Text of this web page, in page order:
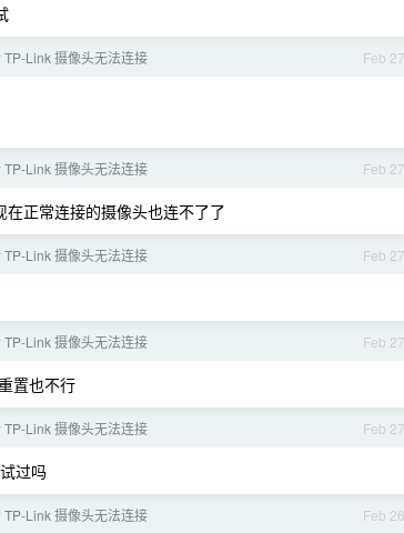
Feb 27
Link 摄像头无法连接
Feb 27
Link 摄像头无法连接
正常连接的摄像头也连不了了
Feb 27
Link 摄像头无法连接
Feb 27
Link 摄像头无法连接
置也不行
Feb 27
Link 摄像头无法连接
过吗
Feb 26
Link 摄像头无法连接